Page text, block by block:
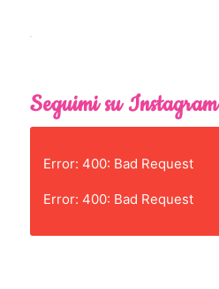
Seguimi su Instagram
Error: 400: Bad Request
Error: 400: Bad Request